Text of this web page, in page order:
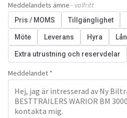
Meddelandets ämne - valfritt
Pris / MOMS Tillgänglighet
Möte Leverans Hyra Lån
Extra utrustning och reservdelar
Meddelandet *